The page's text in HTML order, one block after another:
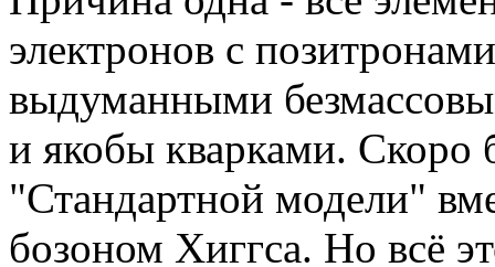
электронов с
выдуманными
и якобы кварками. Скоро
"Стандартной модели"
бозоном Хиггса. Но всё